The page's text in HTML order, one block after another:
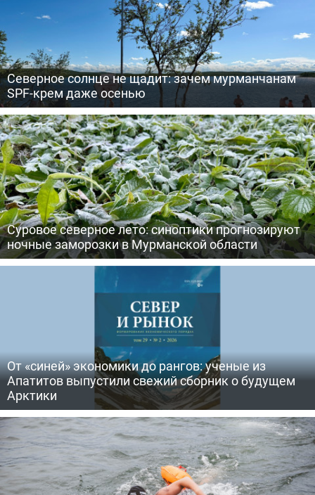
Северное солнце не щадит: зачем мурманчанам
SPF-крем даже осенью
Суровое северное лето: синоптики прогнозируют
ночные заморозки в Мурманской области
От «синей» экономики до рангов: ученые из
Апатитов выпустили свежий сборник о будущем
Арктики